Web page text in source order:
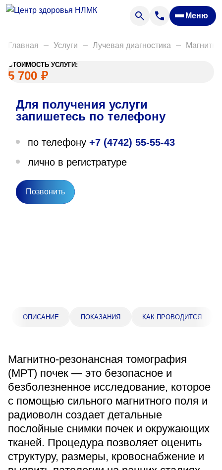
Меню
Анализы
Акции
Пациентам
Вакансии
О нас
Направления деятельности
Центр здоровья НЛМК
Понедельник — пятница 7:30–20:00
Суббота 08:00–16:00
Регистратура
+7 (4742) 55-55-43
Санаторий-профилакторий
«Парус»
Главная Услуги Лучевая диагностика
ОПИСАНИЕ ПОКАЗАНИЯ КАК ПРОВОДИТСЯ
Магнитно-резонансная томография
(МРТ) почек — это безопасное и
безболезненное исследование, которое
с помощью сильного магнитного поля и
радиоволн создает детальные
послойные снимки почек и окружающих
тканей. Процедура позволяет оценить
структуру, размеры, кровоснабжение и
СТОИМОСТЬ УСЛУГИ:
5 700 ₽
Для получения услуги
запишетесь по телефону
по телефону +7 (4742) 55-55-43
лично в регистратуре
Позвонить